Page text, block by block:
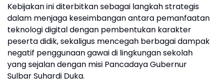
Kebijakan ini diterbitkan sebagai langkah strategis
dalam menjaga keseimbangan antara pemanfaatan
teknologi digital dengan pembentukan karakter
peserta didik, sekaligus mencegah berbagai dampak
negatif penggunaan gawai di lingkungan sekolah
yang sejalan dengan misi Pancadaya Gubernur
Sulbar Suhardi Duka.